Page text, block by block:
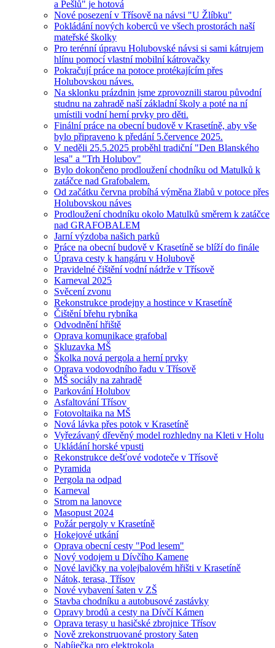
a Pešlů" je hotová
Nové posezení v Třísově na návsi "U Žlíbku"
Pokládání nových koberců ve všech prostorách naší
mateřské školky
Pro terénní úpravu Holubovské návsi si sami kátrujem
hlínu pomocí vlastní mobilní kátrovačky
Pokračují práce na potoce protékajícím přes
Holubovskou náves.
Na sklonku prázdnin jsme zprovoznili starou původní
studnu na zahradě naší základní školy a poté na ní
umístili vodní herní prvky pro děti.
Finální práce na obecní budově v Krasetíně, aby vše
bylo připraveno k předání 5.července 2025.
V neděli 25.5.2025 proběhl tradiční "Den Blanského
lesa" a "Trh Holubov"
Bylo dokončeno prodloužení chodníku od Matulků k
zatáčce nad Grafobalem.
Od začátku června probíhá výměna žlabů v potoce přes
Holubovskou náves
Prodloužení chodníku okolo Matulků směrem k zatáčce
nad GRAFOBALEM
Jarní výzdoba našich parků
Práce na obecní budově v Krasetíně se blíží do finále
Úprava cesty k hangáru v Holubově
Pravidelné čištění vodní nádrže v Třísově
Karneval 2025
Svěcení zvonu
Rekonstrukce prodejny a hostince v Krasetíně
Čištění břehu rybníka
Odvodnění hřiště
Oprava komunikace grafobal
Skluzavka MŠ
Školka nová pergola a herní prvky
Oprava vodovodního řadu v Třísově
MŠ sociály na zahradě
Parkování Holubov
Asfaltování Třísov
Fotovoltaika na MŠ
Nová lávka přes potok v Krasetíně
Vyřezávaný dřevěný model rozhledny na Kleti v Holu
Ukládání horské vpusti
Rekonstrukce dešťové vodoteče v Třísově
Pyramida
Pergola na odpad
Karneval
Strom na lanovce
Masopust 2024
Požár pergoly v Krasetíně
Hokejové utkání
Oprava obecní cesty "Pod lesem"
Nový vodojem u Dívčího Kamene
Nové lavičky na volejbalovém hřišti v Krasetíně
Nátok, terasa, Třísov
Nové vybavení šaten v ZŠ
Stavba chodníku a autobusové zastávky
Opravy brodů a cesty na Dívčí Kámen
Oprava terasy u hasičské zbrojnice Třísov
Nově zrekonstruované prostory šaten
Nabíječka pro elektrokola